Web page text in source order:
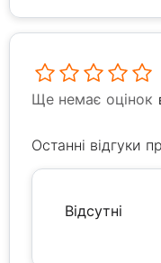
Ще немає оцінок
Останні відгуки
Відсутні